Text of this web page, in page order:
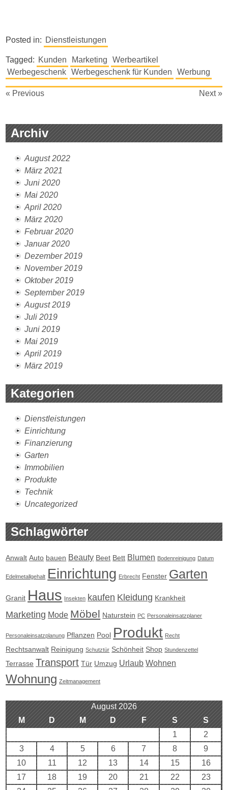
Posted in: Dienstleistungen
Tagged: Kunden Marketing
Werbeartikel
Werbegeschenk
Werbegeschenk für Kunden Werbung
Beitragsnavigation
« Previous Next »
Archiv
August 2022
März 2021
Juni 2020
Mai 2020
April 2020
März 2020
Februar 2020
Januar 2020
Dezember 2019
November 2019
Oktober 2019
September 2019
August 2019
Juli 2019
Juni 2019
Mai 2019
April 2019
März 2019
Kategorien
Dienstleistungen
Einrichtung
Finanzierung
Garten
Immobilien
Produkte
Technik
Uncategorized
Schlagwörter
Anwalt Auto bauen Beauty Beet Bett Blumen Bodenreinigung Datum
Edelmetallgehalt Einrichtung Erbrecht Fenster Garten
Granit Haus Insekten kaufen Kleidung Krankheit
Marketing Mode Möbel Naturstein PC Personaleinsatzplaner
Personaleinsatzplanung Pflanzen Pool Produkt Recht
Rechtsanwalt Reinigung Schutztür Schönheit Shop Stundenzettel
Terrasse Transport Tür Umzug Urlaub Wohnen
Wohnung Zeitmanagement
August 2026
M
D M D F S
S
1
2
3
4 5 6 7 8
9
10
11 12 13 14 15
16
17
18 19 20 21 22
23